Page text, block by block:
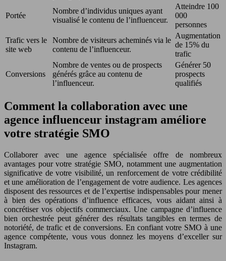
Portée
Nombre d’individus uniques ayant
visualisé le contenu de l’influenceur.
Atteindre 100
000
personnes
Trafic vers le
site web
Nombre de visiteurs acheminés via le
contenu de l’influenceur.
Augmentation
de 15% du
trafic
Conversions
Nombre de ventes ou de prospects
générés grâce au contenu de
l’influenceur.
Générer 50
prospects
qualifiés
Comment la collaboration avec une
agence influenceur instagram améliore
votre stratégie SMO
Collaborer avec une agence spécialisée offre de nombreux
avantages pour votre stratégie SMO, notamment une augmentation
significative de votre visibilité, un renforcement de votre crédibilité
et une amélioration de l’engagement de votre audience. Les agences
disposent des ressources et de l’expertise indispensables pour mener
à bien des opérations d’influence efficaces, vous aidant ainsi à
concrétiser vos objectifs commerciaux. Une campagne d’influence
bien orchestrée peut générer des résultats tangibles en termes de
notoriété, de trafic et de conversions. En confiant votre SMO à une
agence compétente, vous vous donnez les moyens d’exceller sur
Instagram.